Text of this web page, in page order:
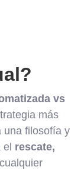
vs
más
una filosofía y
rescate,